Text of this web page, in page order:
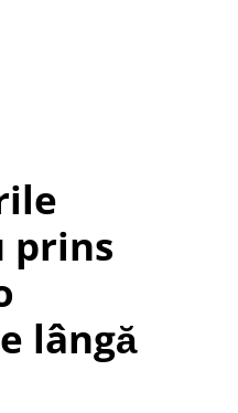
prins
lângă